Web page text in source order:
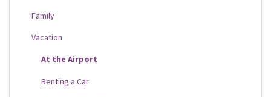
Family
Vacation
At the Airport
Renting a Car